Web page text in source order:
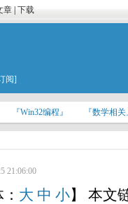
章 下载
阅]
『Win32编程』 『数学相
21:06:00
大 中 小】 本文